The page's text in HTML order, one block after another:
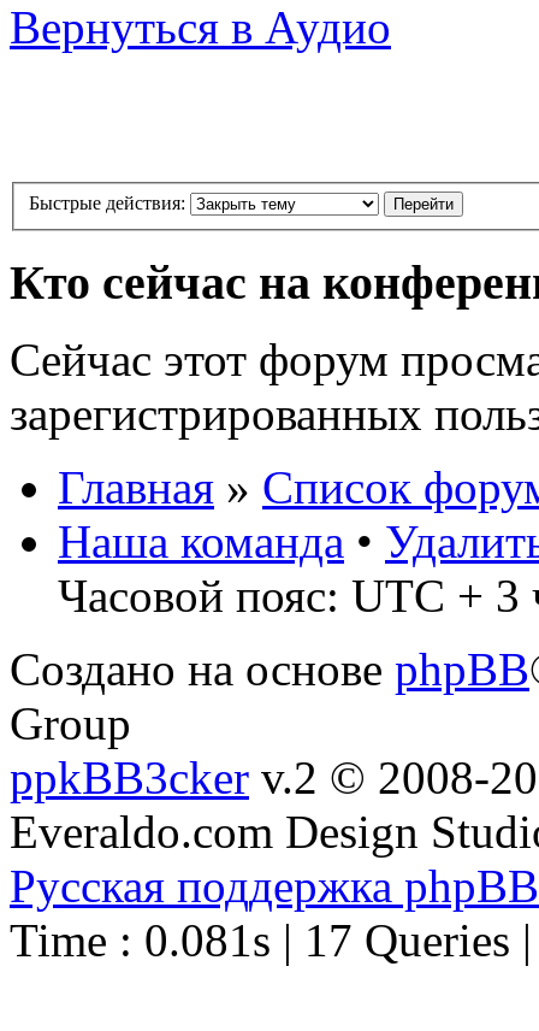
Вернуться в Аудио
Быстрые действия:
Кто сейчас на
Сейчас этот форум
зарегистрированных
Главная » Список
Наша команда •
Часовой пояс: UTC + 3
Создано на основе phpBB
Group
ppkBB3cker v.2 © 2008-
Everaldo.com Design
Русская поддержка phpBB
Time : 0.081s | 17 Queries